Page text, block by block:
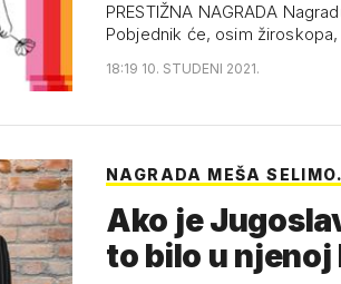
PRESTIŽNA NAGRADA
Pobjednik će, osim
18:19 10. STUDENI 2021.
NAGRADA MEŠA
Ako je
to bilo u